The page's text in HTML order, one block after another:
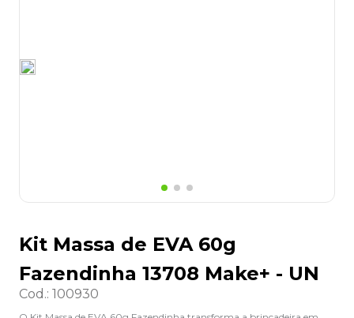
Kit Massa de EVA 60g
Fazendinha 13708 Make+ - UN
Cod.: 100930
8